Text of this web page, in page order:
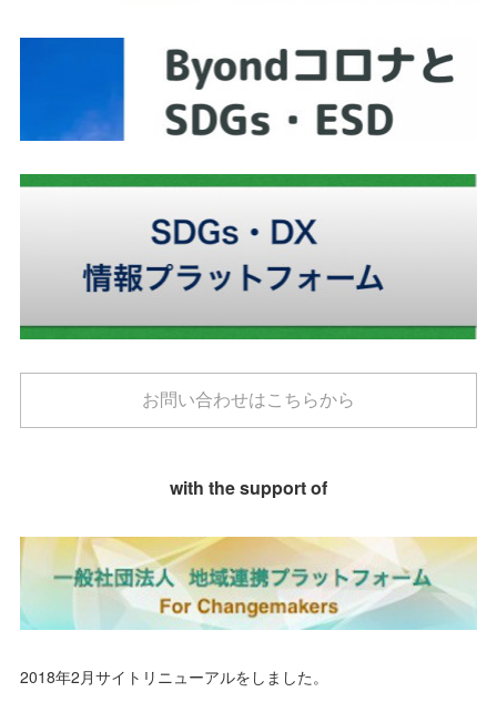
お問い合わせはこちらから
with the support of
2018年2月サイトリニューアルをしました。